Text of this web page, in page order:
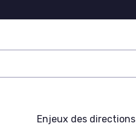
Enjeux des directions